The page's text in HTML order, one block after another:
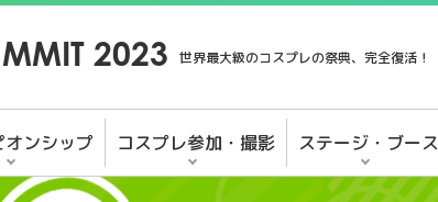
2023 世界最大級のコスプレの祭典、完全復活！
オンシップ コスプレ参加・撮影 ステージ・ブース